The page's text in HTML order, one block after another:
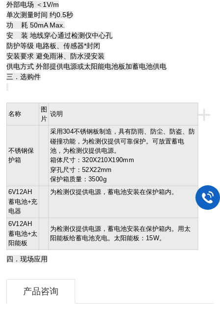
外部电场 ＜1V/m
单次测量时间 约0.5秒
功 耗 50mA Max.
安 装 地线穿心通过检测仪中心孔
防护等级 电路板、传感器*封闭
安装要求 避免雨淋、防水浸安装
供电方式 外部提供电源或太阳能电池板加蓄电池供电
三．选购件
+
名称
图
片
说明
不锈钢保
护箱
采用304不锈钢板制造，具有防雨、防尘、防盗、防
碰撞功能，为检测仪提供可靠保护。可放置蓄电
池，为检测仪提供电源。
箱体尺寸：320X210X190mm
穿孔尺寸：52X22mm
保护箱质量：3500g
6V12AH
蓄电池+充
电器
为检测仪提供电源，蓄电池安装在保护箱内。
6V12AH
蓄电池+太
阳能板
为检测仪提供电源，蓄电池安装在保护箱内。用太
阳能板给蓄电池充电。太阳能板：15W。
四．现场应用
产品咨询